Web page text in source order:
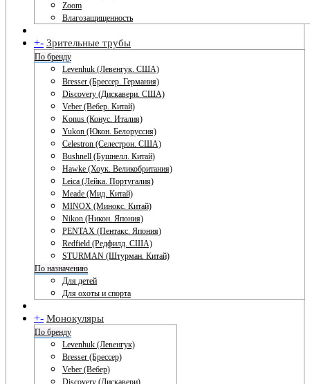
Zoom
Влагозащищенность
+- Зрительные трубы
По бренду
Levenhuk (Левенгук. США)
Bresser (Брессер. Германия)
Discovery (Дискавери. США)
Veber (Вебер. Китай)
Konus (Конус. Италия)
Yukon (Юкон. Белоруссия)
Celestron (Селестрон. США)
Bushnell (Бушнелл. Китай)
Hawke (Хоук. Великобритания)
Leica (Лейка. Португалия)
Meade (Мид. Китай)
MINOX (Минокс. Китай)
Nikon (Никон. Япония)
PENTAX (Пентакс. Япония)
Redfield (Редфилд. США)
STURMAN (Штурман. Китай)
По назначению
Для детей
Для охоты и спорта
+- Монокуляры
По бренду
Levenhuk (Левенгук)
Bresser (Брессер)
Veber (Вебер)
Discovery (Дискавери)